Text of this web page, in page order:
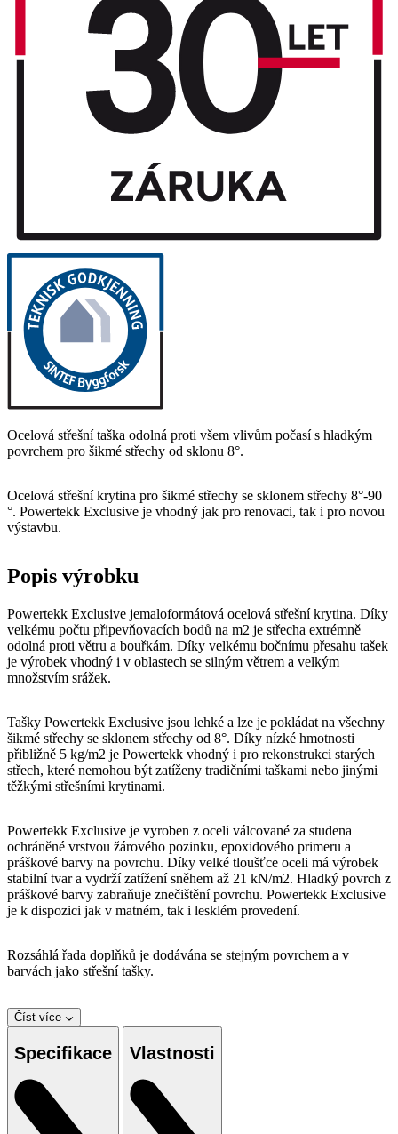
Ocelová střešní taška odolná proti všem vlivům počasí s hladkým
povrchem pro šikmé střechy od sklonu 8°.
Ocelová střešní krytina pro šikmé střechy se sklonem střechy 8°-90
°. Powertekk Exclusive je vhodný jak pro renovaci, tak i pro novou
výstavbu.
Popis výrobku
Powertekk Exclusive jemaloformátová ocelová střešní krytina. Díky
velkému počtu připevňovacích bodů na m2 je střecha extrémně
odolná proti větru a bouřkám. Díky velkému bočnímu přesahu tašek
je výrobek vhodný i v oblastech se silným větrem a velkým
množstvím srážek.
Tašky Powertekk Exclusive jsou lehké a lze je pokládat na všechny
šikmé střechy se sklonem střechy od 8°. Díky nízké hmotnosti
přibližně 5 kg/m2 je Powertekk vhodný i pro rekonstrukci starých
střech, které nemohou být zatíženy tradičními taškami nebo jinými
těžkými střešními krytinami.
Powertekk Exclusive je vyroben z oceli válcované za studena
ochráněné vrstvou žárového pozinku, epoxidového primeru a
práškové barvy na povrchu. Díky velké tloušťce oceli má výrobek
stabilní tvar a vydrží zatížení sněhem až 21 kN/m2. Hladký povrch z
práškové barvy zabraňuje znečištění povrchu. Powertekk Exclusive
je k dispozici jak v matném, tak i lesklém provedení.
Rozsáhlá řada doplňků je dodávána se stejným povrchem a v
barvách jako střešní tašky.
Číst více
Specifikace Vlastnosti